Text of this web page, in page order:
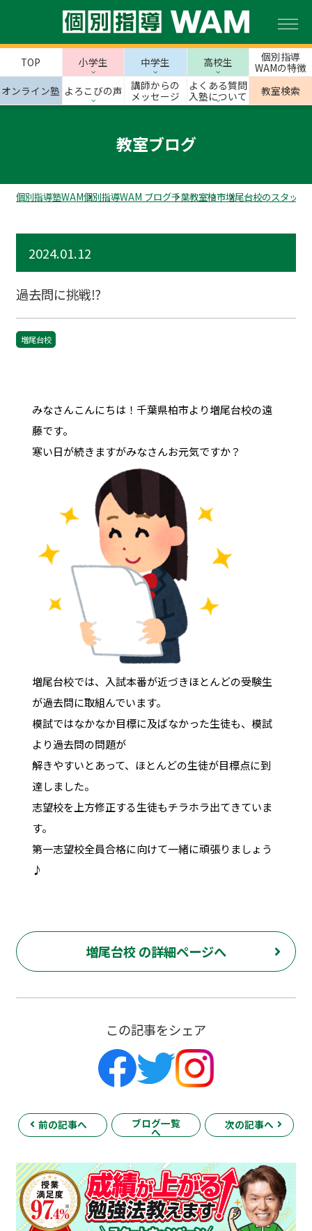
TOP 小学生 中学生 高校生
個別指導
WAMの特徴
オンライン塾 よろこびの声
講師からの
メッセージ
よくある質問
入塾について
教室検索
教室ブログ
個別指導塾WAM個別指導WAM ブログ千葉教室柏市増尾台校のスタッフ
2024.01.12
過去問に挑戦⁉
増尾台校
みなさんこんにちは！千葉県柏市より増尾台校の遠
藤です。
寒い日が続きますがみなさんお元気ですか？
増尾台校では、入試本番が近づきほとんどの受験生
が過去問に取組んでいます。
模試ではなかなか目標に及ばなかった生徒も、模試
より過去問の問題が
解きやすいとあって、ほとんどの生徒が目標点に到
達しました。
志望校を上方修正する生徒もチラホラ出てきていま
す。
第一志望校全員合格に向けて一緒に頑張りましょう
♪
増尾台校 の詳細ページへ
この記事をシェア
前の記事へ ブログ一覧
へ
次の記事へ